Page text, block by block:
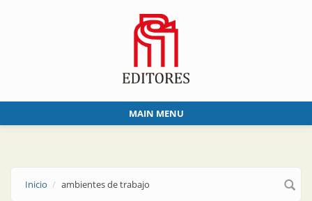
MAIN MENU
Inicio ambientes de trabajo